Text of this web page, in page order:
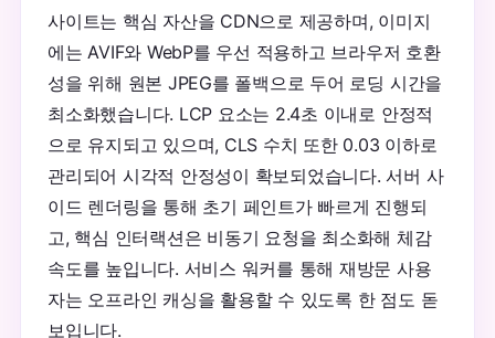
사이트는 핵심 자산을 CDN으로 제공하며, 이미지
에는 AVIF와 WebP를 우선 적용하고 브라우저 호환
성을 위해 원본 JPEG를 폴백으로 두어 로딩 시간을
최소화했습니다. LCP 요소는 2.4초 이내로 안정적
으로 유지되고 있으며, CLS 수치 또한 0.03 이하로
관리되어 시각적 안정성이 확보되었습니다. 서버 사
이드 렌더링을 통해 초기 페인트가 빠르게 진행되
고, 핵심 인터랙션은 비동기 요청을 최소화해 체감
속도를 높입니다. 서비스 워커를 통해 재방문 사용
자는 오프라인 캐싱을 활용할 수 있도록 한 점도 돋
보입니다.